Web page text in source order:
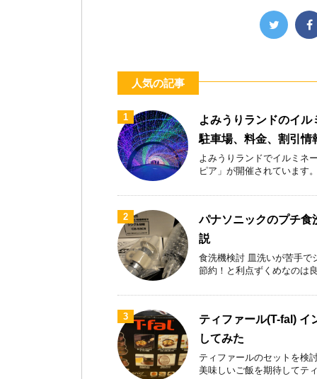
人気の記事
1
よみうりランドのイ
駐車場、料金、割引情
よみうりランドでイルミネ
ピア」が開催されています
2
パナソニックのプチ
説
食洗機検討 皿洗いが苦手で
節約！と利点ずくめなのは
3
ティファール(T-fal) イ
してみた
ティファールのセットを検
美味しいご飯を期待してテ